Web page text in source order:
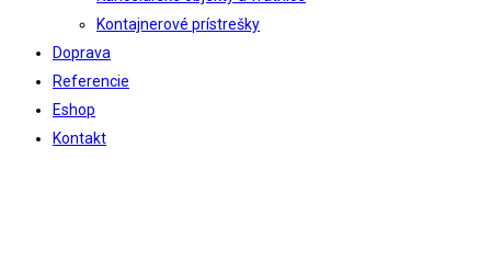
Kontajnerové prístrešky
Doprava
Referencie
Eshop
Kontakt